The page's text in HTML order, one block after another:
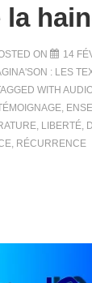
la
ON
14
: LES
WITH
,
, LIBERTÉ,
, RÉCURRENCE